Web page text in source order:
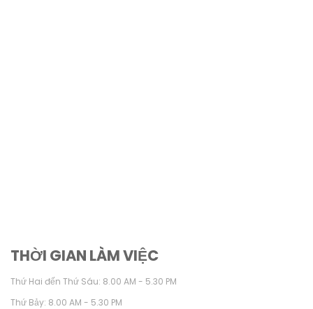
THỜI GIAN LÀM VIỆC
Thứ Hai đến Thứ Sáu: 8.00 AM - 5.30 PM
Thứ Bảy: 8.00 AM - 5.30 PM